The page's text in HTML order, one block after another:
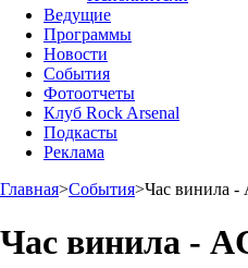
Ведущие
Программы
Новости
События
Фотоотчеты
Клуб Rock Arsenal
Подкасты
Реклама
Главная>События>Час винила -
Час винила -